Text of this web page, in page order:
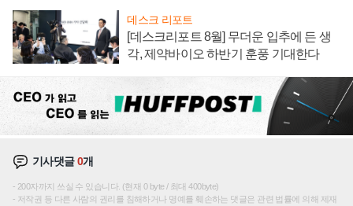
데스크 리포트
[데스크리포트 8월] 무더운 입추에 든 생
각, 제약바이오 하반기 훈풍 기대한다
기사댓글0개
200자까지 쓰실 수 있습니다. (현재 0 byte / 최대 400byte)
저작권 등 다른 사람의 권리를 침해하거나 명예를 훼손하는 댓글은 관련 법률에 의해 제재